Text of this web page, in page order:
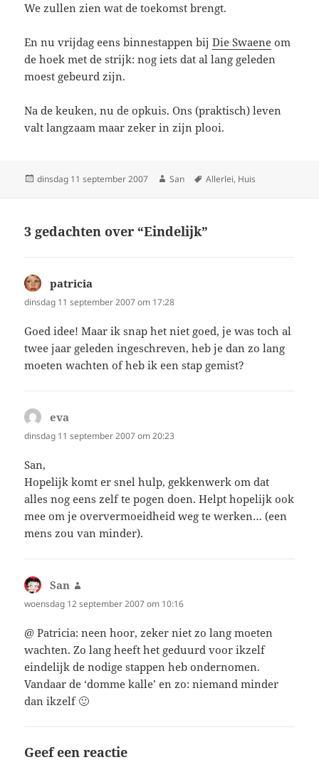
We zullen zien wat de toekomst brengt.
En nu vrijdag eens binnestappen bijDie Swaene om
de hoek met de strijk: nog iets dat al lang geleden
moest gebeurd zijn.
Na de keuken, nu de opkuis. Ons (praktisch) leven
valt langzaam maar zeker in zijn plooi.
Geplaatst
dinsdag 11 september 2007 Auteur
San Tags
Allerlei, Huis
3 gedachten over “Eindelijk”
patricia
dinsdag 11 september 2007 om 17:28
Goed idee! Maar ik snap het niet goed, je was toch al
twee jaar geleden ingeschreven, heb je dan zo lang
moeten wachten of heb ik een stap gemist?
eva
dinsdag 11 september 2007 om 20:23
San,
Hopelijk komt er snel hulp, gekkenwerk om dat
alles nog eens zelf te pogen doen. Helpt hopelijk ook
mee om je oververmoeidheid weg te werken… (een
mens zou van minder).
San
woensdag 12 september 2007 om 10:16
@ Patricia: neen hoor, zeker niet zo lang moeten
wachten. Zo lang heeft het geduurd voor ikzelf
eindelijk de nodige stappen heb ondernomen.
Vandaar de ‘domme kalle’ en zo: niemand minder
dan ikzelf 🙂
Geef een reactie